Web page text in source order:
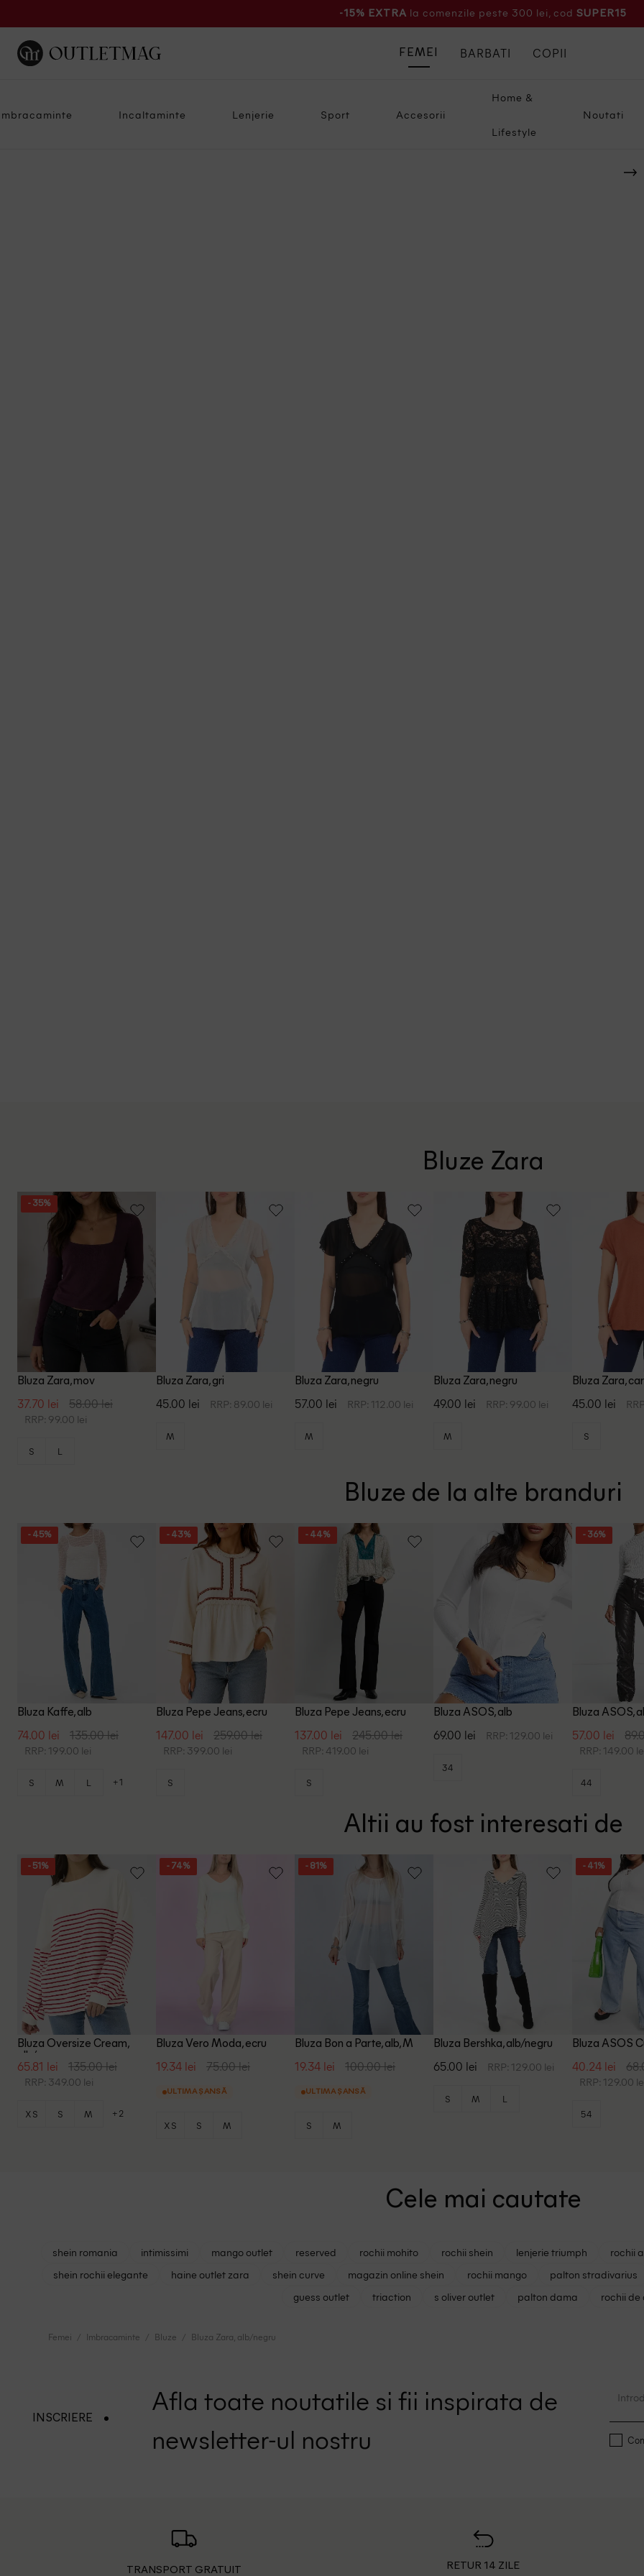
-15% EXTRA la comenzile peste 300 lei, cod SUPER15
Incaltaminte Lenjerie Sport Accesorii
Home &
Lifestyle
Noutati
FEMEI BARBATI COPII
Bluze Zara
- 35%
Bluza Zara, mov
37.70 lei 58.00 lei
RRP: 99.00 lei
S L
Bluza Zara, gri
45.00 lei RRP: 89.00 lei
M
Bluza Zara, negru
57.00 lei RRP: 112.00 lei
M
Bluza Zara, negru
49.00 lei RRP: 99.00 lei
M
Bluza Zara,
45.00 lei
S
Bluze de la alte branduri
- 45%
Bluza Kaffe, alb
74.00 lei 135.00 lei
RRP: 199.00 lei
S M L +1
- 43%
Bluza Pepe Jeans, ecru
147.00 lei 259.00 lei
RRP: 399.00 lei
S
- 44%
Bluza Pepe Jeans, ecru
137.00 lei 245.00 lei
RRP: 419.00 lei
S
Bluza ASOS, alb
69.00 lei RRP: 129.00 lei
34
- 36%
Bluza ASOS,
57.00 lei
RRP: 149.00
44
Altii au fost interesati de
- 51%
Bluza Oversize Cream,
alb/rosu
65.81 lei 135.00 lei
RRP: 349.00 lei
XS S M +2
- 74%
Bluza Vero Moda, ecru
19.34 lei 75.00 lei
ULTIMA ȘANSĂ
XS S M
- 81%
Bluza Bon a Parte, alb, M
19.34 lei 100.00 lei
ULTIMA ȘANSĂ
S M
Bluza Bershka, alb/negru
65.00 lei RRP: 129.00 lei
S M L
- 41%
Bluza ASOS
40.24 lei
RRP: 129.00
54
Cele mai cautate
shein romania intimissimi mango outlet reserved rochii mohito rochii shein lenjerie triumph rochii
shein rochii elegante
haine outlet zara shein curve magazin online shein rochii mango palton stradivarius
guess outlet
triaction s oliver outlet palton dama rochii de
Femei Imbracaminte Bluze Bluza Zara, alb/negru
INSCRIERE
Afla toate noutatile si fii inspirata de
newsletter-ul nostru
TRANSPORT GRATUIT RETUR 14 ZILE